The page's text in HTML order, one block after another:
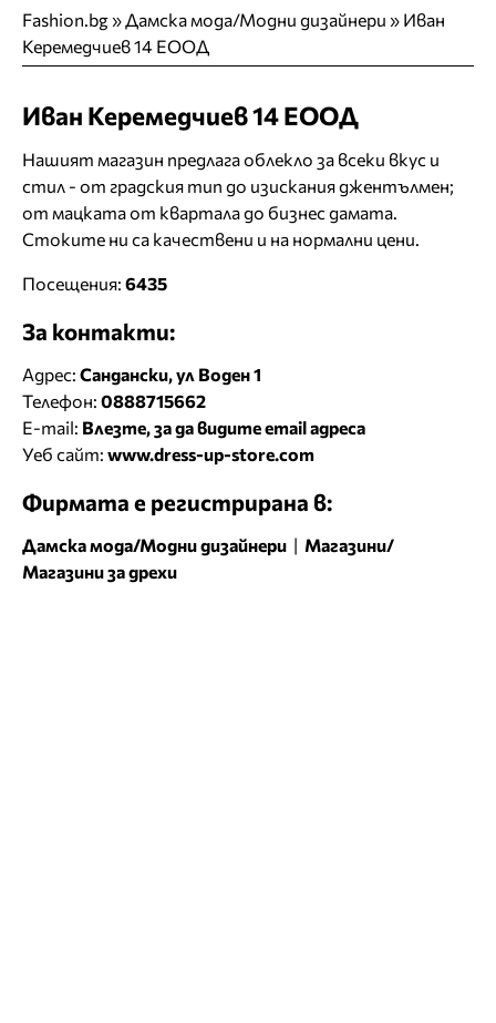
Fashion.bg»Дамска мода/Модни дизайнери » Иван
Керемедчиев 14 ЕООД
Иван Керемедчиев 14 ЕООД
Нашият магазин предлага облекло за всеки вкус и
стил - от градския тип до изискания джентълмен;
от мацката от квартала до бизнес дамата.
Стоките ни са качествени и на нормални цени.
Посещения: 6435
За контакти:
Адрес: Сандански, ул Воден 1
Телефон: 0888715662
E-mail: Влезте, за да видите email адреса
Уеб сайт: www.dress-up-store.com
Фирмата е регистрирана в:
Дамска мода/Модни дизайнери | Магазини/
Магазини за дрехи